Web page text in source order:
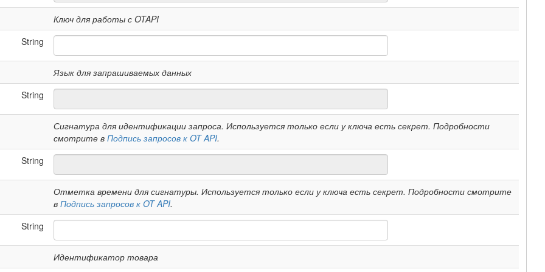
Ключ для работы с OTAPI
String
Язык для запрашиваемых данных
String
Сигнатура для идентификации запроса. Используется только если у ключа есть секрет. Подробности
смотрите в Подпись запросов к OT API.
String
Отметка времени для сигнатуры. Используется только если у ключа есть секрет. Подробности смотрите
в Подпись запросов к OT API.
String
Идентификатор товара